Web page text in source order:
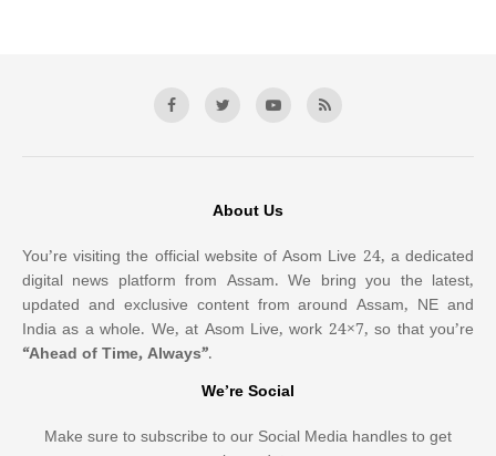
About Us
You’re visiting the official website of Asom Live 24, a dedicated
digital news platform from Assam. We bring you the latest,
updated and exclusive content from around Assam, NE and
India as a whole. We, at Asom Live, work 24×7, so that you’re
“Ahead of Time, Always”.
We’re Social
Make sure to subscribe to our Social Media handles to get